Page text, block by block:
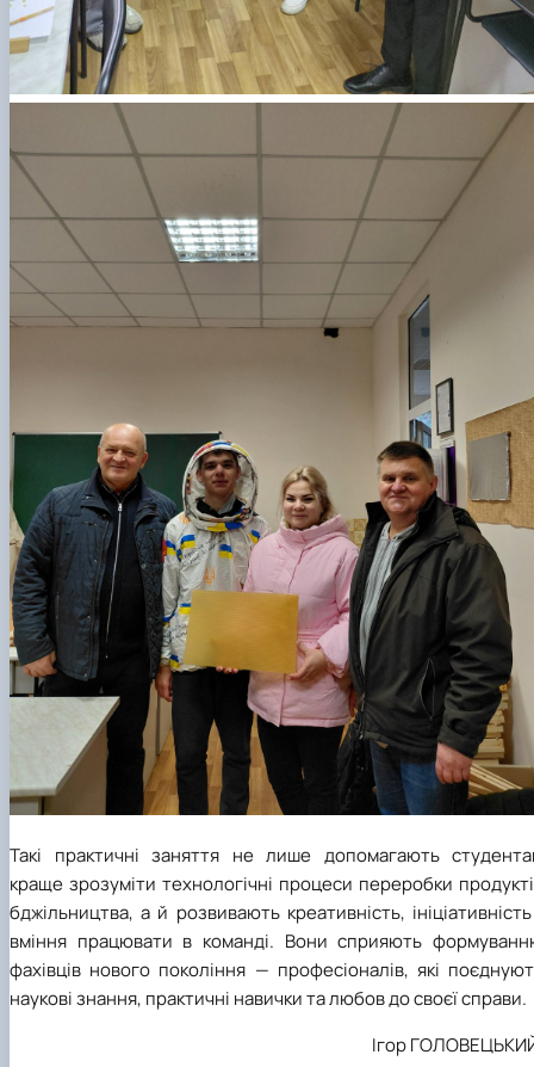
Такі практичні заняття не лише допомагають
краще зрозуміти технологічні процеси переробки
бджільництва, а й розвивають креативність, ініціативність
вміння працювати в команді. Вони сприяють
фахівців нового покоління — професіоналів, які
наукові знання, практичні навички та любов до своєї справи.
Ігор